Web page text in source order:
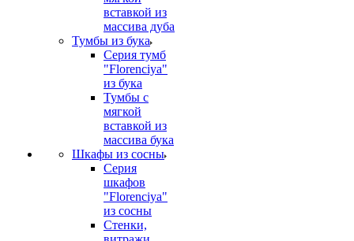
вставкой из
массива дуба
Тумбы из бука
Серия тумб
"Florenciya"
из бука
Тумбы с
мягкой
вставкой из
массива бука
Шкафы из сосны
Серия
шкафов
"Florenciya"
из сосны
Стенки,